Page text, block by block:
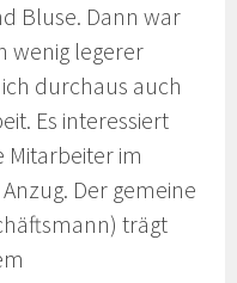
Bluse. Dann war
wenig legerer
durchaus auch
Es interessiert
Mitarbeiter im
Der gemeine
trägt